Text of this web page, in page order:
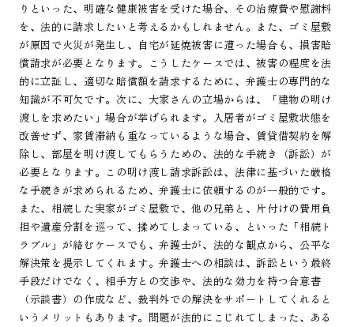
りといった、明確な健康被害を受けた場合、その治療費や慰謝料
を、法的に請求したいと考えるかもしれません。また、ゴミ屋敷
が原因で火災が発生し、自宅が延焼被害に遭った場合も、損害賠
償請求が必要となります。こうしたケースでは、被害の程度を法
的に立証し、適切な賠償額を請求するために、弁護士の専門的な
知識が不可欠です。次に、大家さんの立場からは、「建物の明け
渡しを求めたい」場合が挙げられます。入居者がゴミ屋敷状態を
改善せず、家賃滞納も重なっているような場合、賃貸借契約を解
除し、部屋を明け渡してもらうための、法的な手続き（訴訟）が
必要となります。この明け渡し請求訴訟は、法律に基づいた厳格
な手続きが求められるため、弁護士に依頼するのが一般的です。
また、相続した実家がゴミ屋敷で、他の兄弟と、片付けの費用負
担や遺産分割を巡って、揉めてしまっている、といった「相続ト
ラブル」が絡むケースでも、弁護士が、法的な観点から、公平な
解決策を提示してくれます。弁護士への相談は、訴訟という最終
手段だけでなく、相手方との交渉や、法的な効力を持つ合意書
（示談書）の作成など、裁判外での解決をサポートしてくれると
いうメリットもあります。問題が法的にこじれてしまった、ある